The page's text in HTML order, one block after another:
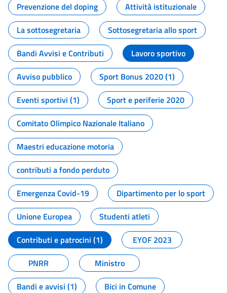
Prevenzione del doping
Attività istituzionale
La sottosegretaria
Sottosegretaria allo sport
Bandi Avvisi e Contributi
Lavoro sportivo
Avviso pubblico
Sport Bonus 2020 (1)
Eventi sportivi (1)
Sport e periferie 2020
Comitato Olimpico Nazionale Italiano
Maestri educazione motoria
contributi a fondo perduto
Emergenza Covid-19
Dipartimento per lo sport
Unione Europea
Studenti atleti
Contributi e patrocini (1)
EYOF 2023
PNRR
Ministro
Bandi e avvisi (1)
Bici in Comune